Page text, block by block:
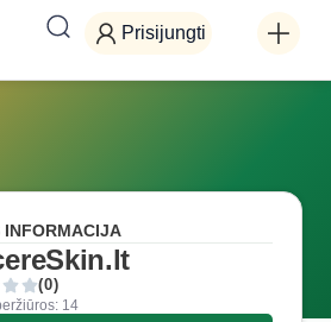
Prisijungti
INFORMACIJA
(0)
14